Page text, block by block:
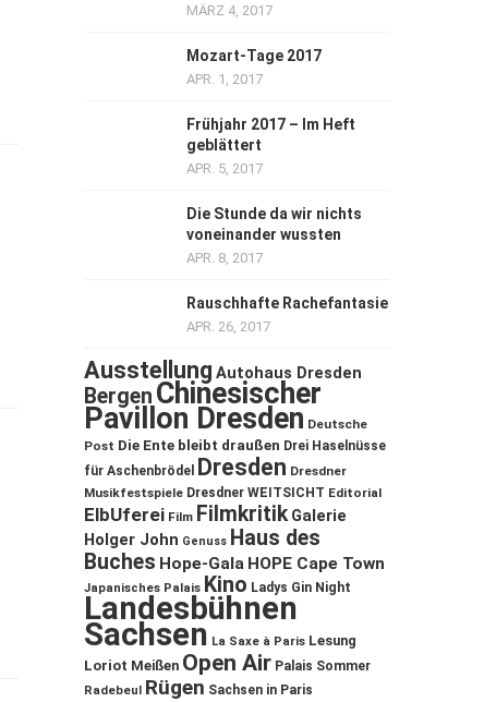
MÄRZ 4, 2017
Mozart-Tage 2017
APR. 1, 2017
Frühjahr 2017 – Im Heft
geblättert
APR. 5, 2017
Die Stunde da wir nichts
voneinander wussten
APR. 8, 2017
Rauschhafte Rachefantasie
APR. 26, 2017
Ausstellung Autohaus Dresden
Bergen Chinesischer
Pavillon Dresden Deutsche
Post Die Ente bleibt draußen Drei Haselnüsse
für Aschenbrödel
Dresden Dresdner
Musikfestspiele Dresdner WEITSICHT Editorial
ElbUferei Film Filmkritik Galerie
Holger John Genuss Haus des
Buches Hope-Gala HOPE Cape Town
Japanisches Palais Kino Ladys Gin Night
Landesbühnen
Sachsen La Saxe à Paris Lesung
Loriot Meißen Open Air Palais Sommer
Radebeul Rügen Sachsen in Paris